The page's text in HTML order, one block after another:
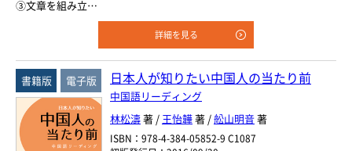
③文章を組み立…
詳細を見る
日本人が知りたい中国人の当たり前
中国語リーディング
林松濤著 / 王怡韡著 /舩山明音著
ISBN：978-4-384-05852-9 C1087
書籍版 電子版